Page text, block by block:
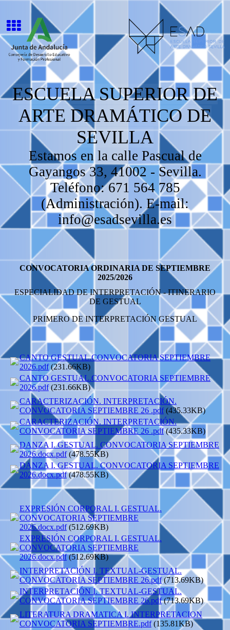
ESCUELA SUPERIOR DE
ARTE DRAMÁTICO DE
SEVILLA
Estamos en la calle Pascual de
Gayangos 33, 41002 - Sevilla.
Teléfono: 671 564 785
(Administración). E-mail:
info@esadsevilla.es
CONVOCATORIA ORDINARIA DE SEPTIEMBRE
2025/2026
ESPECIALIDAD DE INTERPRETACIÓN - ITINERARIO
DE GESTUAL
PRIMERO DE INTERPRETACIÓN GESTUAL
CANTO GESTUAL.CONVOCATORIA SEPTIEMBRE
2026.pdf(231.66KB)
CANTO GESTUAL.CONVOCATORIA SEPTIEMBRE
2026.pdf(231.66KB)
CARACTERIZACIÓN. INTERPRETACIÓN.
CONVOCATORIA SEPTIEMBRE 26 .pdf(435.33KB)
CARACTERIZACIÓN. INTERPRETACIÓN.
CONVOCATORIA SEPTIEMBRE 26 .pdf(435.33KB)
DANZA I. GESTUAL. CONVOCATORIA SEPTIEMBRE
2026.docx.pdf(478.55KB)
DANZA I. GESTUAL. CONVOCATORIA SEPTIEMBRE
2026.docx.pdf(478.55KB)
EXPRESIÓN CORPORAL I. GESTUAL.
CONVOCATORIA SEPTIEMBRE
2026.docx.pdf(512.69KB)
EXPRESIÓN CORPORAL I. GESTUAL.
CONVOCATORIA SEPTIEMBRE
2026.docx.pdf(512.69KB)
INTERPRETACIÓN I. TEXTUAL-GESTUAL.
CONVOCATORIA SEPTIEMBRE 26.pdf(713.69KB)
INTERPRETACIÓN I. TEXTUAL-GESTUAL.
CONVOCATORIA SEPTIEMBRE 26.pdf(713.69KB)
LITERATURA DRAMATICA I. INTERPRETACION
CONVOCATORIA SEPTIEMBRE.pdf(135.81KB)